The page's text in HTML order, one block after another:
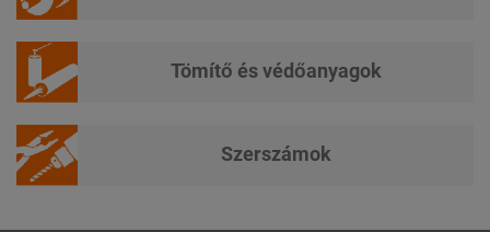
Tömítő és védőanyagok
Szerszámok